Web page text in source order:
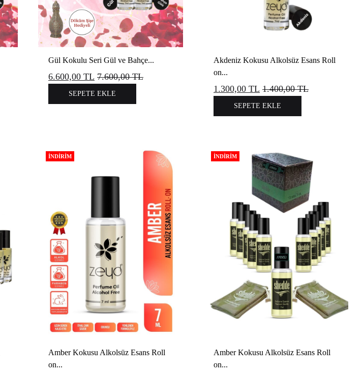
Gül Kokulu Seri Gül ve Bahçe...
6.600,00 TL 7.600,00TL
SEPETE EKLE
Akdeniz Kokusu Alkolsüz Esans Roll
on...
1.300,00 TL 1.400,00TL
SEPETE EKLE
İNDIRIM
Amber Kokusu Alkolsüz Esans Roll
on...
İNDIRIM
Amber Kokusu Alkolsüz Esans Roll
on...